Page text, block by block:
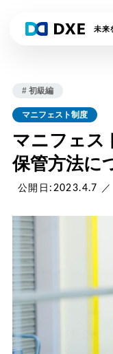
未来
DXE Station
者
DXEドライバ
導入の流れ
導入事例
# 初級編
マニフェスト制度
マニフェス
保管方法に
公開日:2023.4.7